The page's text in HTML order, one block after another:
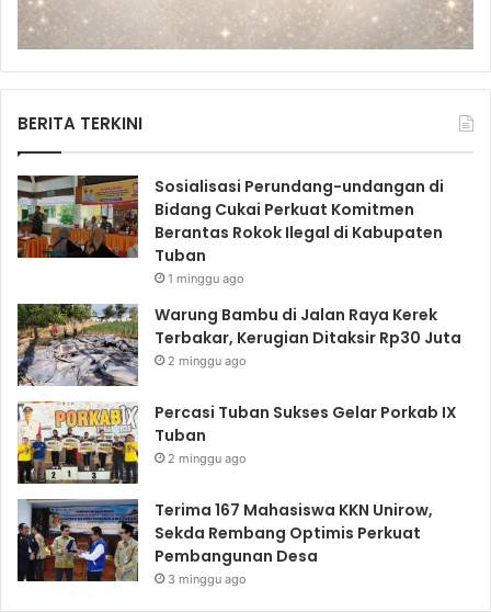
BERITA TERKINI
Sosialisasi Perundang-undangan di
Bidang Cukai Perkuat Komitmen
Berantas Rokok Ilegal di Kabupaten
Tuban
1 minggu ago
Warung Bambu di Jalan Raya Kerek
Terbakar, Kerugian Ditaksir Rp30 Juta
2 minggu ago
Percasi Tuban Sukses Gelar Porkab IX
Tuban
2 minggu ago
Terima 167 Mahasiswa KKN Unirow,
Sekda Rembang Optimis Perkuat
Pembangunan Desa
3 minggu ago